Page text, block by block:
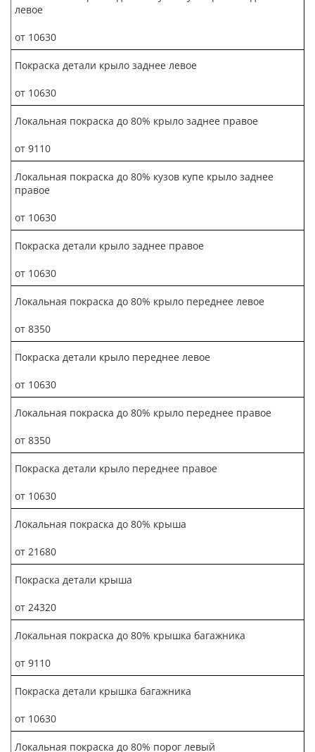
левое
от 10630
Покраска детали крыло заднее левое
от 10630
Локальная покраска до 80% крыло заднее правое
от 9110
Локальная покраска до 80% кузов купе крыло заднее
правое
от 10630
Покраска детали крыло заднее правое
от 10630
Локальная покраска до 80% крыло переднее левое
от 8350
Покраска детали крыло переднее левое
от 10630
Локальная покраска до 80% крыло переднее правое
от 8350
Покраска детали крыло переднее правое
от 10630
Локальная покраска до 80% крыша
от 21680
Покраска детали крыша
от 24320
Локальная покраска до 80% крышка багажника
от 9110
Покраска детали крышка багажника
от 10630
Локальная покраска до 80% порог левый